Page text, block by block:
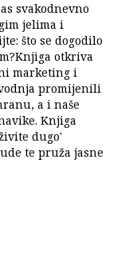
svakodnevno
jelima i
što se dogodilo
otkriva
marketing i
promijenili
a i naše
Knjiga
dugo'
te pruža jasne